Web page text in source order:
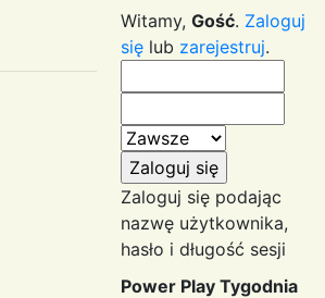
Witamy, Gość. Zaloguj
się lub zarejestruj.
Zaloguj się podając
nazwę użytkownika,
hasło i długość sesji
Power Play Tygodnia